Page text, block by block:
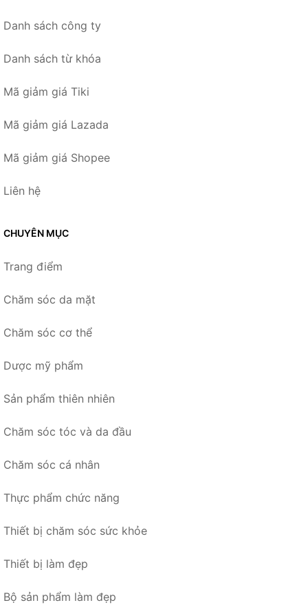
Danh sách công ty
Danh sách từ khóa
Mã giảm giá Tiki
Mã giảm giá Lazada
Mã giảm giá Shopee
Liên hệ
CHUYÊN MỤC
Trang điểm
Chăm sóc da mặt
Chăm sóc cơ thể
Dược mỹ phẩm
Sản phẩm thiên nhiên
Chăm sóc tóc và da đầu
Chăm sóc cá nhân
Thực phẩm chức năng
Thiết bị chăm sóc sức khỏe
Thiết bị làm đẹp
Bộ sản phẩm làm đẹp